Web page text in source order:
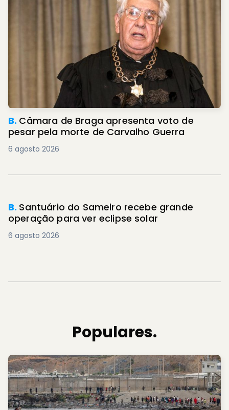
B. Câmara de Braga apresenta voto de
pesar pela morte de Carvalho Guerra
6 agosto 2026
B. Santuário do Sameiro recebe grande
operação para ver eclipse solar
6 agosto 2026
Populares.